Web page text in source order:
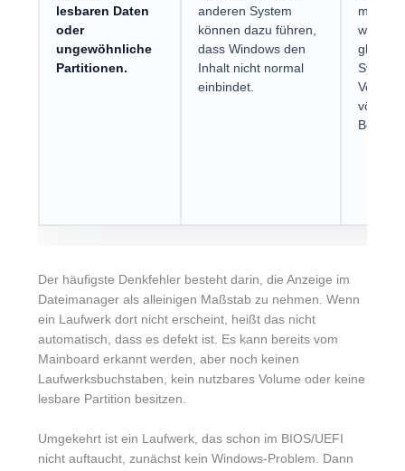
lesbaren Daten
oder
ungewöhnliche
Partitionen.
anderen System
können dazu führen,
dass Windows den
Inhalt nicht normal
einbindet.
gleiche
System
völlig
Der häufigste Denkfehler besteht darin, die Anzeige im
Dateimanager als alleinigen Maßstab zu nehmen. Wenn
ein Laufwerk dort nicht erscheint, heißt das nicht
automatisch, dass es defekt ist. Es kann bereits vom
Mainboard erkannt werden, aber noch keinen
Laufwerksbuchstaben, kein nutzbares Volume oder keine
lesbare Partition besitzen.
Umgekehrt ist ein Laufwerk, das schon im BIOS/UEFI
nicht auftaucht, zunächst kein Windows-Problem. Dann